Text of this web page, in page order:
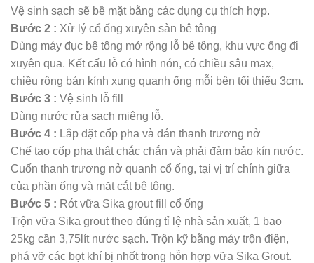
Vệ sinh sạch sẽ bề mặt bằng các dụng cụ thích hợp.
Bước 2 : Xử lý cổ ống xuyên sàn bê tông
Dùng máy đục bê tông mở rộng lỗ bê tông, khu vực ống đi
xuyên qua. Kết cấu lỗ có hình nón, có chiều sâu max,
chiều rộng bán kính xung quanh ống mỗi bên tối thiểu 3cm.
Bước 3 : Vệ sinh lỗ fill
Dùng nước rửa sạch miệng lỗ.
Bước 4 : Lắp đặt cốp pha và dán thanh trương nở
Chế tạo cốp pha thật chắc chắn và phải đảm bảo kín nước.
Cuốn thanh trương nở quanh cổ ống, tại vị trí chính giữa
của phần ống và mặt cắt bê tông.
Bước 5 : Rót vữa Sika grout fill cổ ống
Trộn vữa Sika grout theo đúng tỉ lệ nhà sản xuất, 1 bao
25kg cần 3,75lít nước sạch. Trộn kỹ bằng máy trộn điện,
phá vỡ các bọt khí bị nhốt trong hỗn hợp vữa Sika Grout.